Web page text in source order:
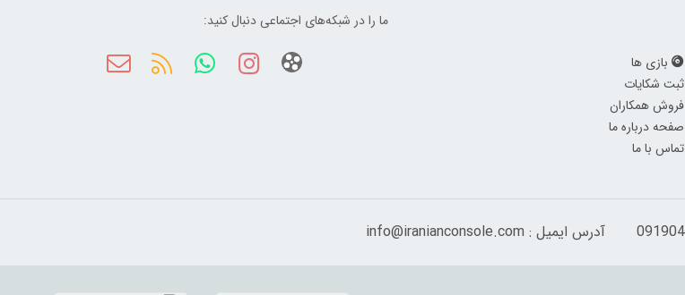
بازی ها
ثبت شکایات
فروش همکاران
صفحه درباره ما
تماس با ما
ما را در شبکه‌های اجتماعی دنبال کنید:
آدرس ایمیل : info@iranianconsole.com